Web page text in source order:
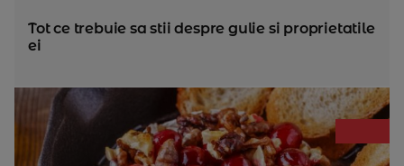
Tot ce trebuie sa stii despre gulie si proprietatile
ei